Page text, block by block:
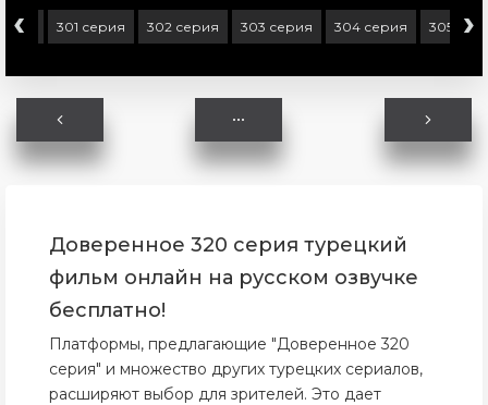
‹ 301 серия 302 серия 303 серия 304 серия 305 ›
Доверенное 320 серия турецкий
фильм онлайн на русском озвучке
бесплатно!
Платформы, предлагающие "Доверенное 320
серия" и множество других турецких сериалов,
расширяют выбор для зрителей. Это дает